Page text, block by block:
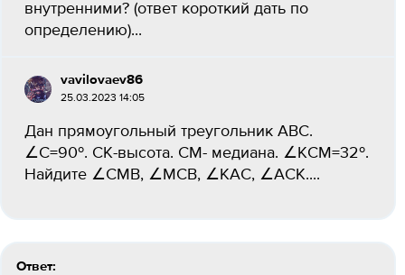
внутренними? (ответ короткий дать по
определению)...
vavilovaev86
25.03.2023 14:05
Дан прямоугольный треугольник ABC.
∠С=90º. CK-высота. CM- медиана. ∠KCM=32º.
Найдите ∠CMB, ∠MCB, ∠KAC, ∠ACK....
Ответ: